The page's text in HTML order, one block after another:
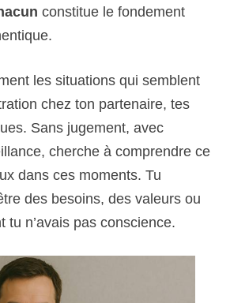
constitue le fondement
les situations qui semblent
chez ton partenaire, tes
Sans jugement, avec
cherche à comprendre ce
dans ces moments. Tu
des besoins, des valeurs ou
tu n’avais pas conscience.